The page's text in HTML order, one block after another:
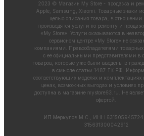
2023 © Магазин My Store - продажа и
Apple, Samsung, Xiaomi. Товарные знаки
целью описания товара, в отношении
производятся услуги по ремонту и
«My Store». Услуги оказываются в
сервисном центре «My Store» не
компаниями. Правообладателями
с ее официальными представителями в
товаров, которые уже были введены в
в смысле статьи 1487 ГК РФ.
соответствующих моделях и комплектациях
ценах, возможных выгодах и условиях
доступна в магазине mystore63.ru . Не
офертой.
ИП Меркулов М.С., ИНН
315631300042912